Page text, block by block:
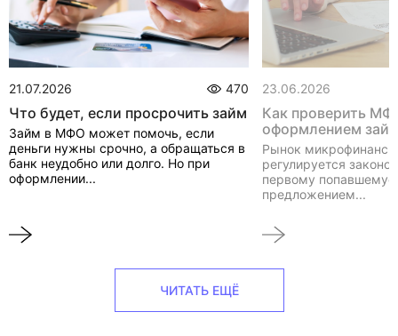
21.07.2026 470
Что будет, если просрочить займ
Займ в МФО может помочь, если
деньги нужны срочно, а обращаться в
банк неудобно или долго. Но при
оформлении...
23.06.2026
Как проверить
оформлением
Рынок
регулируется
первому
предложением...
ЧИТАТЬ ЕЩЁ